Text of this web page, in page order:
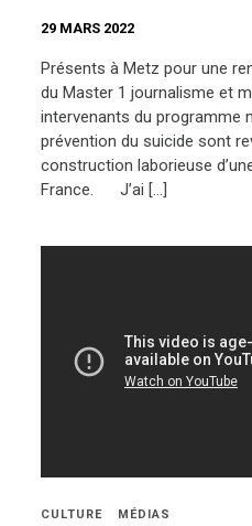
29 MARS 2022
Présents à Metz pour une
du Master 1 journalisme et
intervenants du programme
prévention du suicide sont
construction laborieuse
France. J’ai […]
CULTURE MÉDIAS